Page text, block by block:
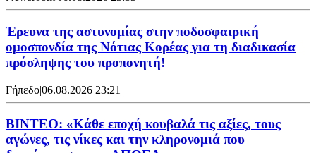
Έρευνα της αστυνομίας στην ποδοσφαιρική
ομοσπονδία της Νότιας Κορέας για τη διαδικασία
πρόσληψης του προπονητή!
Γήπεδο|06.08.2026 23:21
ΒΙΝΤΕΟ: «Κάθε εποχή κουβαλά τις αξίες, τους
αγώνες, τις νίκες και την κληρονομιά που